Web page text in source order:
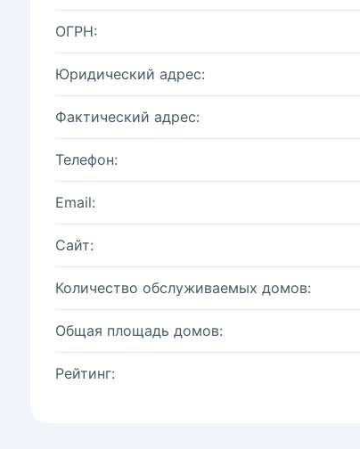
ОГРН:
Юридический адрес:
Фактический адрес:
Телефон:
Email:
Сайт:
Количество обслуживаемых домов:
Общая площадь домов:
Рейтинг: